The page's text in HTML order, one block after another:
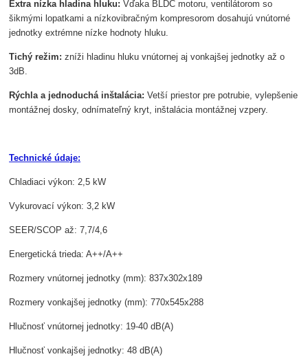
Extra nízka hladina hluku: Vďaka BLDC motoru, ventilátorom so
šikmými lopatkami a nízkovibračným kompresorom dosahujú vnútorné
jednotky extrémne nízke hodnoty hluku.
Tichý režim: zníži hladinu hluku vnútornej aj vonkajšej jednotky až o
3dB.
Rýchla a jednoduchá inštalácia: Vetší priestor pre potrubie, vylepšenie
montážnej dosky, odnímateľný kryt, inštalácia montážnej vzpery.
Technické údaje:
Chladiaci výkon: 2,5 kW
Vykurovací výkon: 3,2 kW
SEER/SCOP až: 7,7/4,6
Energetická trieda: A++/A++
Rozmery vnútornej jednotky (mm): 837x302x189
Rozmery vonkajšej jednotky (mm): 770x545x288
Hlučnosť vnútornej jednotky: 19-40 dB(A)
Hlučnosť vonkajšej jednotky: 48 dB(A)